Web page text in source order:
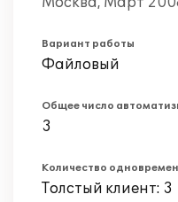
Вариант работы
Файловый
Общее число
3
Количество
Толстый клиент: 3